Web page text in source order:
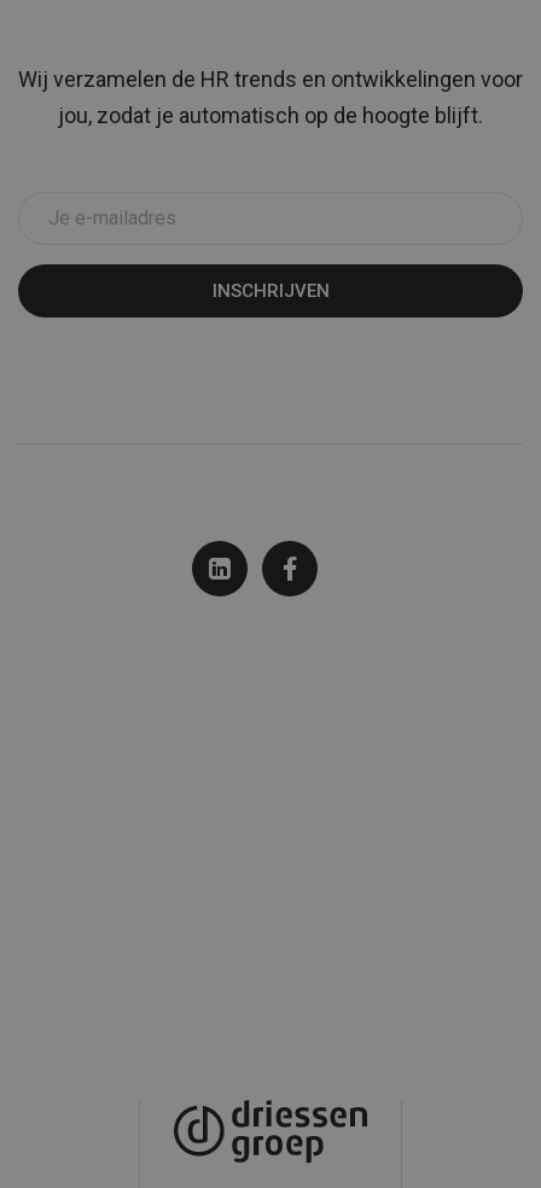
Wij verzamelen de HR trends en ontwikkelingen voor
jou, zodat je automatisch op de hoogte blijft.